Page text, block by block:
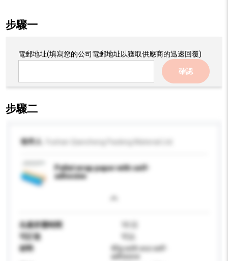
步驟一
電郵地址(填寫您的公司電郵地址以獲取供應商的迅速回覆)
確認
步驟二
收件人
Pallet wrap paper with self-
adhesive
生產所需時間
可訂造
可以
材料
40g with eco self-
adhesive